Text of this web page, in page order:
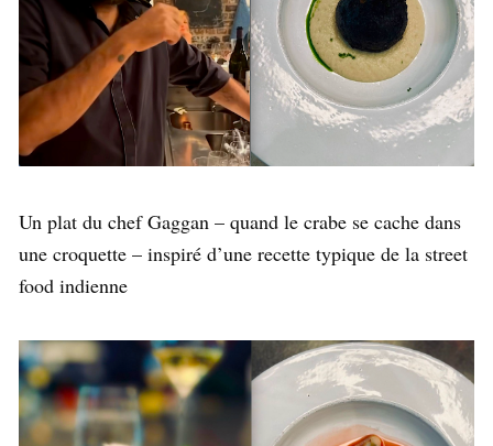
Un plat du chef Gaggan – quand le crabe se cache dans
une croquette – inspiré d’une recette typique de la street
food indienne